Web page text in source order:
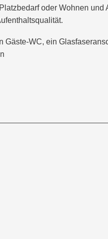
oder Wohnen und
WC, ein